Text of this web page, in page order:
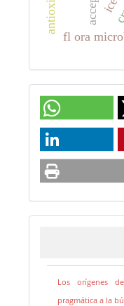
fl ora
Los orígenes
pragmática a la